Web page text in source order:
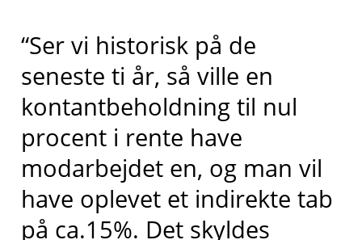
“Ser vi historisk på de
seneste ti år, så ville en
kontantbeholdning til nul
procent i rente have
modarbejdet en, og man vil
have oplevet et indirekte tab
på ca.15%. Det skyldes